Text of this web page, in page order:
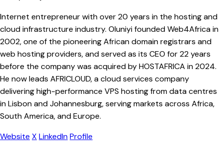
Internet entrepreneur with over 20 years in the hosting and
cloud infrastructure industry. Oluniyi founded Web4Africa in
2002, one of the pioneering African domain registrars and
web hosting providers, and served as its CEO for 22 years
before the company was acquired by HOSTAFRICA in 2024.
He now leads AFRICLOUD, a cloud services company
delivering high-performance VPS hosting from data centres
in Lisbon and Johannesburg, serving markets across Africa,
South America, and Europe.
Website X LinkedInProfile